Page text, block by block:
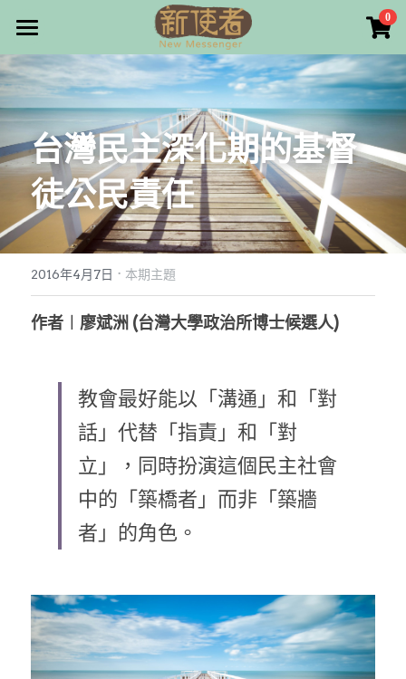
0
最新消息
雜誌目錄
雜誌專欄
最新文章
編者的話
本期主題
台灣教會人物檔案
乘著夢想去旅行
成長部落格
特稿
母語葡萄園
神學淺說
畫話人生
寫寫畫畫
漫畫
訂購/奉獻/廣告刊登
好站連結
搜索
奉獻支持
台灣民主深化期的基督
徒公民責任
2016年4月7日 · 本期主題
作者︱廖斌洲 (台灣大學政治所博士候選人)
教會最好能以「溝通」和「對
話」代替「指責」和「對
立」，同時扮演這個民主社會
中的「築橋者」而非「築牆
者」的角色。
×
商品分類
所有商品分類